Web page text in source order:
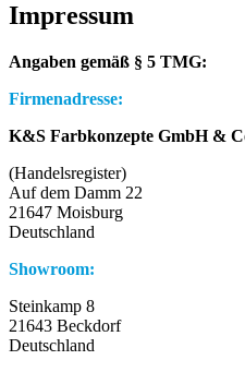
Impressum
Angaben gemäß § 5 TMG:
Firmenadresse:
K&S Farbkonzepte GmbH &
(Handelsregister)
Auf dem Damm 22
21647 Moisburg
Deutschland
Showroom:
Steinkamp 8
21643 Beckdorf
Deutschland